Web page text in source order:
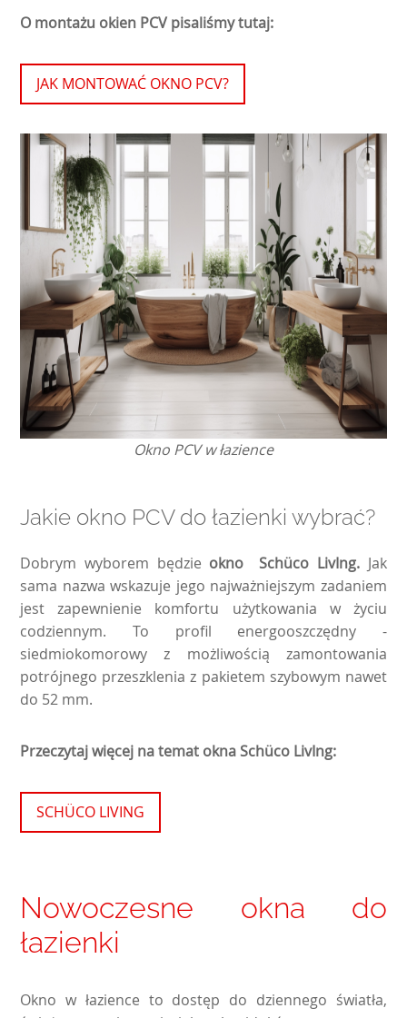
O montażu okien PCV pisaliśmy tutaj:
JAK MONTOWAĆ OKNO PCV?
Okno PCV w łazience
Jakie okno PCV do łazienki wybrać?
Dobrym wyborem będzie okno Schüco LivIng. Jak
sama nazwa wskazuje jego najważniejszym zadaniem
jest zapewnienie komfortu użytkowania w życiu
codziennym. To profil energooszczędny -
siedmiokomorowy z możliwością zamontowania
potrójnego przeszklenia z pakietem szybowym nawet
do 52 mm.
Przeczytaj więcej na temat okna Schüco LivIng:
SCHÜCO LIVING
Nowoczesne okna do
łazienki
Okno w łazience to dostęp do dziennego światła,